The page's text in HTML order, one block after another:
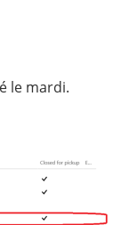
le mardi.